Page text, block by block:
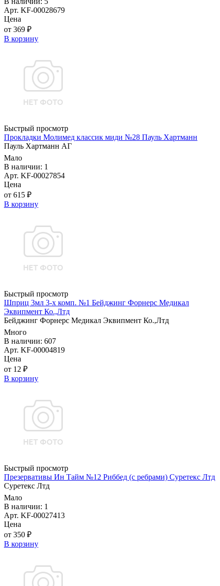
Арт. KF-00028679
Цена
от 369 ₽
В корзину
Быстрый просмотр
Прокладки Молимед классик миди №28 Пауль Хартманн
Пауль Хартманн AГ
Мало
В наличии: 1
Арт. KF-00027854
Цена
от 615 ₽
В корзину
Быстрый просмотр
Шприц 3мл 3-х комп. №1 Бейджинг Форнерс Медикал
Эквипмент Ко.,Лтд
Бейджинг Форнерс Медикал Эквипмент Ко.,Лтд
Много
В наличии: 607
Арт. KF-00004819
Цена
от 12 ₽
В корзину
Быстрый просмотр
Презервативы Ин Тайм №12 Риббед (с ребрами) Суретекс Лтд
Суретекс Лтд
Мало
В наличии: 1
Арт. KF-00027413
Цена
от 350 ₽
В корзину